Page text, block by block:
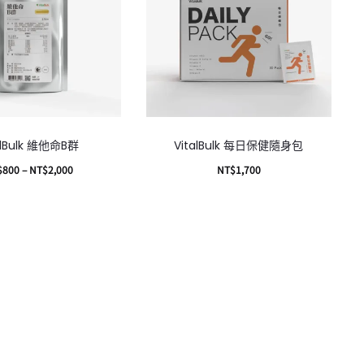
維他命B群
800– NT$2,000
VitalBulk 每日保健隨身包
NT$1,700